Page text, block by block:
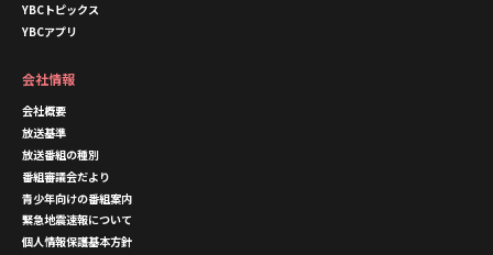
YBCトピックス
YBCアプリ
会社情報
会社概要
放送基準
放送番組の種別
番組審議会だより
青少年向けの番組案内
緊急地震速報について
個人情報保護基本方針